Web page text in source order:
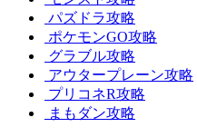
パズドラ攻略
ポケモンGO攻略
グラブル攻略
アウタープレーン攻略
プリコネR攻略
まもダン攻略